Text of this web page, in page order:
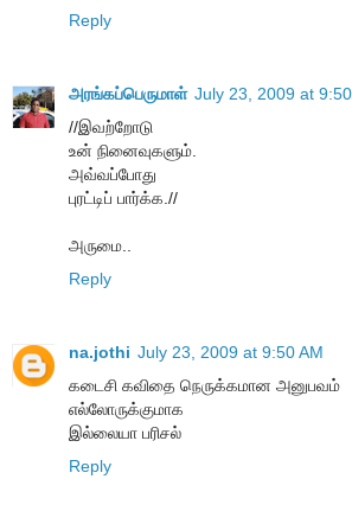
Reply
அரங்கப்பெருமாள் July 23, 2009 at
//இவற்றோடு
உன் நினைவுகளும்.
அவ்வப்போது
புரட்டிப் பார்க்க.//
அருமை..
Reply
na.jothi July 23, 2009 at 9:50 AM
கடைசி கவிதை நெருக்கமான அனுபவம்
எல்லோருக்குமாக
இல்லையா பரிசல்
Reply